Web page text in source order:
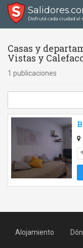
Disfrutá cada ciudad al
Casas y
Vistas y
1 publicaciones
Alojamiento